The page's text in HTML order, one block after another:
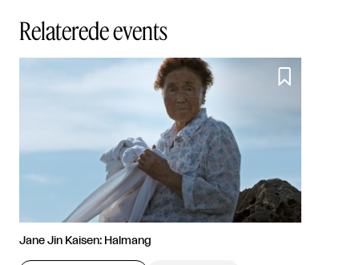
Relaterede events

Jane Jin Kaisen: Halmang